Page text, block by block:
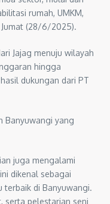
rumah, UMKM,
(28/6/2025).
Jajag menuju wilayah
hingga
dukungan dari PT
Banyuwangi yang
juga mengalami
dikenal sebagai
terbaik di Banyuwangi.
serta pelestarian seni